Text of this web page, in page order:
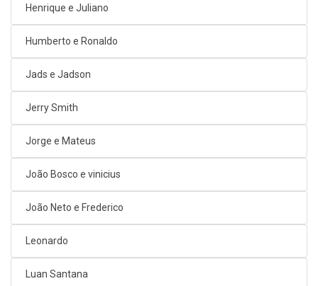
Henrique e Juliano
Humberto e Ronaldo
Jads e Jadson
Jerry Smith
Jorge e Mateus
João Bosco e vinicius
João Neto e Frederico
Leonardo
Luan Santana